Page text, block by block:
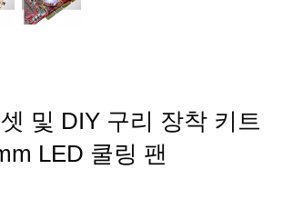
및 DIY 구리 장착 키트
LED 쿨링 팬